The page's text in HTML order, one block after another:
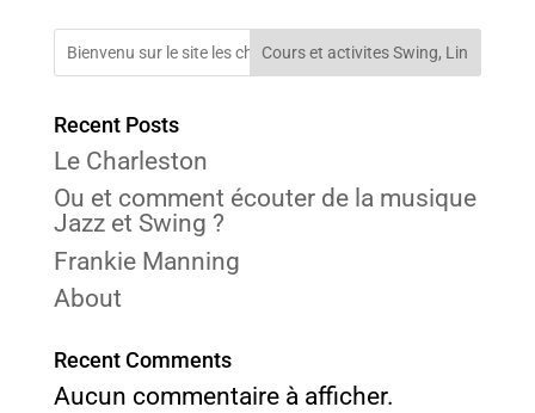
Cours et activites Swing, Lin
Recent Posts
Le Charleston
Ou et comment écouter de la musique
Jazz et Swing ?
Frankie Manning
About
Recent Comments
Aucun commentaire à afficher.